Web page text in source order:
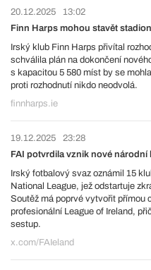
20.12.2025
13:02
Finn Harps mohou stavět stadion
Irský klub Finn Harps přivítal
schválila plán na dokončení
s kapacitou 5 580 míst by se
proti rozhodnutí nikdo neodvolá.
finnharps.ie
19.12.2025
23:28
FAI potvrdila vznik nové národní
Irský fotbalový svaz oznámil 15
National League, jež odstartuje
Soutěž má poprvé vytvořit přímou
profesionální League of Ireland,
sestup.
x.com/FAIeland